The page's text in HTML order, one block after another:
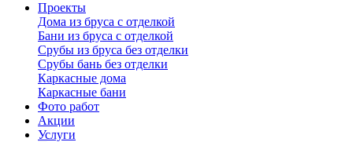
Проекты
Дома из бруса с отделкой
Бани из бруса с отделкой
Срубы из бруса без отделки
Срубы бань без отделки
Каркасные дома
Каркасные бани
Фото работ
Акции
Услуги